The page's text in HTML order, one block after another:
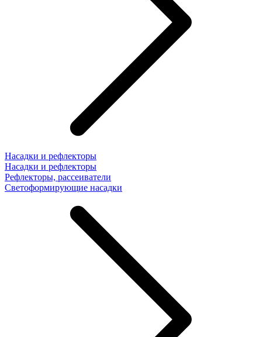
Насадки и рефлекторы
Насадки и рефлекторы
Рефлекторы, рассеиватели
Светоформирующие насадки